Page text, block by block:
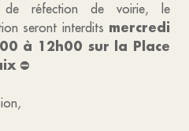
réfection de voirie, le
seront interdits mercredi
à 12h00 sur la Place
⛔